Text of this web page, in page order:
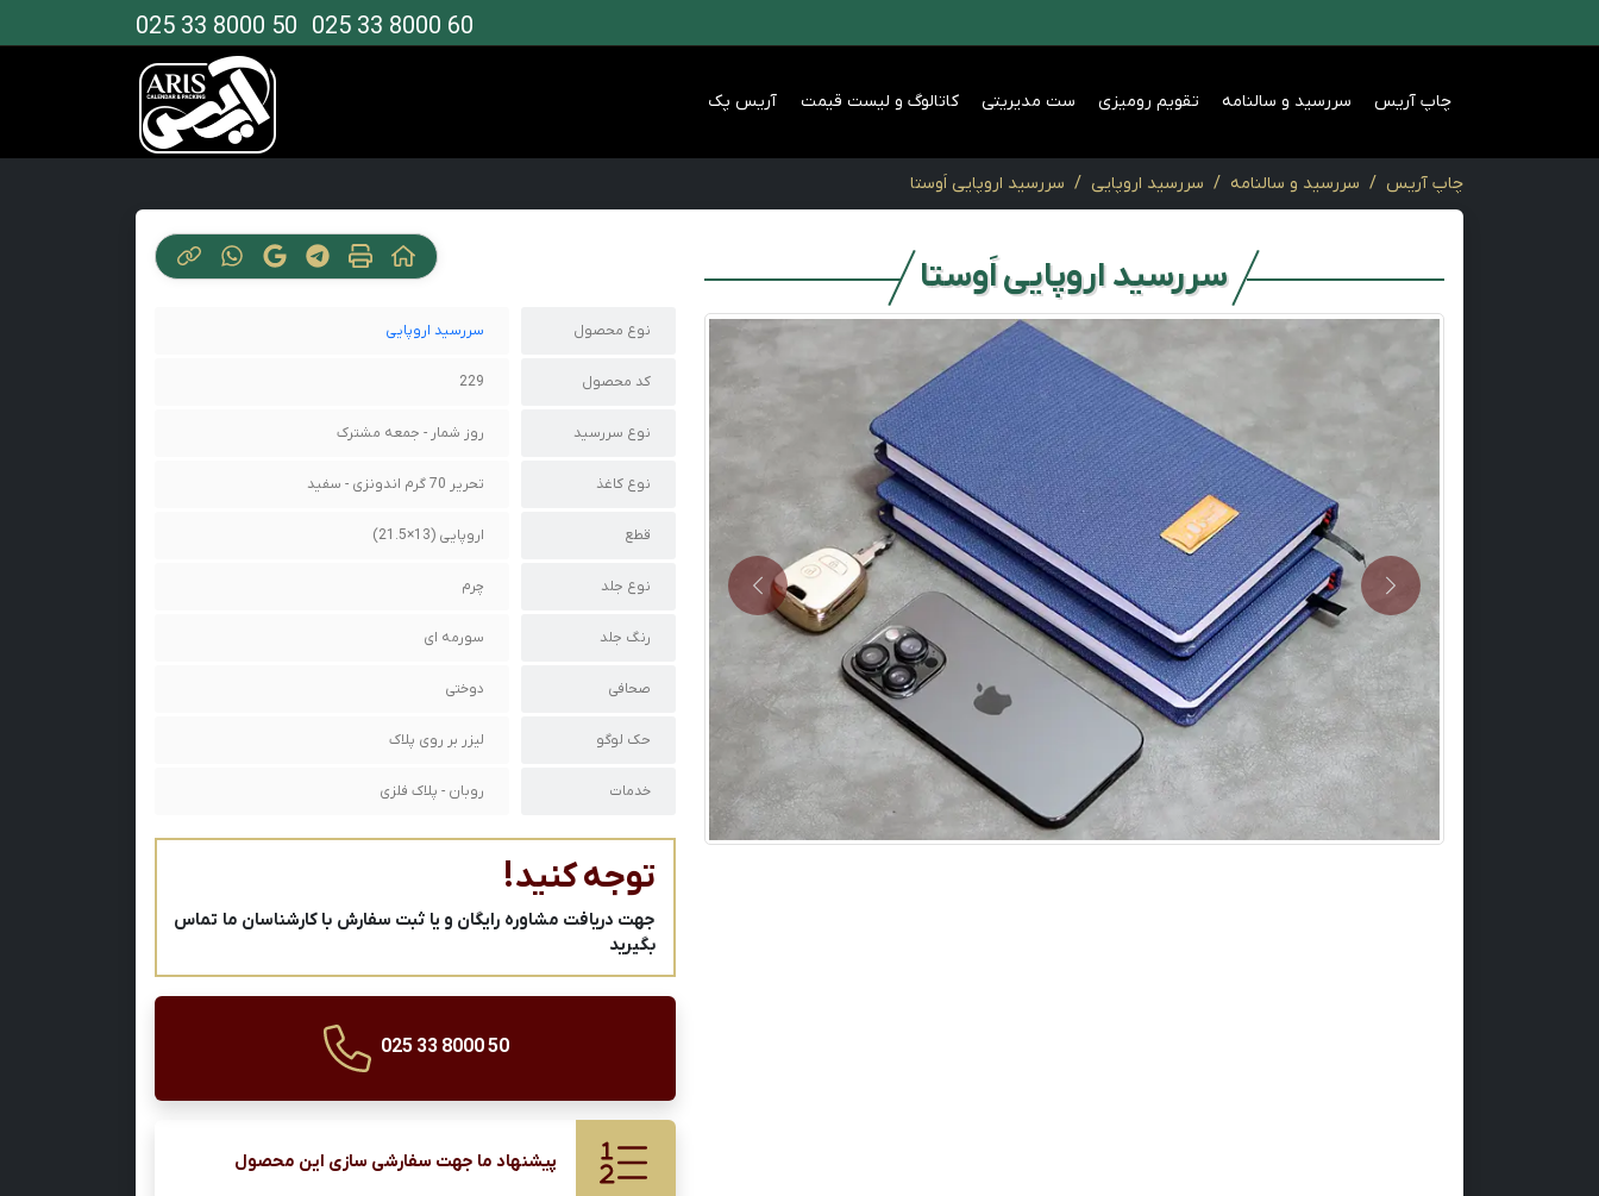
025 33 8000 60
025 33 8000 50
چاپ آریس سررسید و سالنامه تقویم رومیزی ست مدیریتی کاتالوگ و لیست قیمت آریس پک
چاپ آریس سررسید و سالنامه سررسید اروپایی سررسید اروپایی اَوستا
سررسید اروپایی اَوستا
Previous
Next
نوع محصول سررسید اروپایی
کد محصول 229
نوع سررسید روز شمار - جمعه مشترک
نوع کاغذ تحریر 70 گرم اندونزی - سفید
قطع اروپایی (13×21.5)
نوع جلد چرم
رنگ جلد سورمه ای
صحافی دوختی
حک لوگو لیزر بر روی پلاک
خدمات روبان - پلاک فلزی
توجه کنید!
جهت دریافت مشاوره رایگان و یا ثبت سفارش با کارشناسان ما تماس
بگیرید
025 33 8000 50
پیشنهاد ما جهت سفارشی سازی این محصول